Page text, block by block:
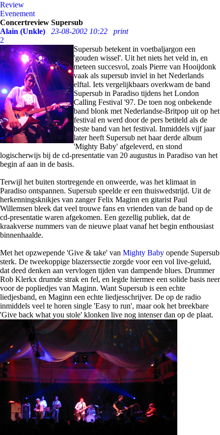
Review
Evenement
Concertreview Supersub
Alain (Unkle)
23-08-2002 10:22
print
2
Supersub betekent in voetbaljargon een
'gouden wissel'. Uit het niets het veld in, en
meteen succesvol, zoals Pierre van Hooijdonk
vaak als supersub inviel in het Nederlands
elftal. Iets vergelijkbaars overkwam de band
Supersub in Paradiso tijdens het London
Calling Festival '97. De toen nog onbekende
band blonk met Nederlandse-Britpop uit op het
festival en werd door de pers betiteld als de
beste band van het festival. Inmiddels vijf jaar
later heeft Supersub net haar derde album
'Mighty Baby' afgeleverd, en stond
logischerwijs bij de cd-presentatie van 20 augustus in Paradiso van het
begin af aan in de basis.
Terwijl het buiten stortregende en onweerde, was het klimaat in
Paradiso ontspannen. Supersub speelde er een thuiswedstrijd. Uit de
herkenningsknikjes van zanger Felix Maginn en gitarist Paul
Willemsen bleek dat veel trouwe fans en vrienden van de band op de
cd-presentatie waren afgekomen. Een gezellig publiek, dat de
kraakverse nummers van de nieuwe plaat vanaf het begin enthousiast
binnenhaalde.
Met het opzwepende 'Give & take' van Mighty Baby opende Supersub
sterk. De tweekoppige blazerssectie zorgde voor een vol live-geluid,
dat deed denken aan vervlogen tijden van dampende blues. Drummer
Rob Klerkx drumde strak en fel, en legde hiermee een solide basis neer
voor de popliedjes van Maginn. Want Supersub is een echte
liedjesband, en Maginn een echte liedjesschrijver. De op de radio
inmiddels veel te horen single 'Easy to run', maar ook het breekbare
'Give back what you stole' klonken live nog intenser dan op de plaat.